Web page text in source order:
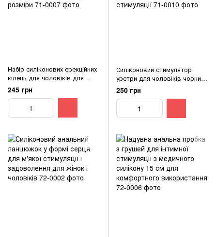
Набір силіконових ерекційних
кілець для чоловіків для
посилення ерекції та
стимуляції 3 розміри
245 грн
Силіконовий стимулятор
уретри для чоловіків чорний
гнучкий розширювач для
інтимної стимуляції
250 грн